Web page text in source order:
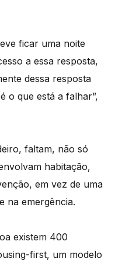
ficar uma noite
a essa resposta,
dessa resposta
o que está a falhar”,
faltam, não só
habitação,
em vez de uma
na emergência.
existem 400
first, um modelo